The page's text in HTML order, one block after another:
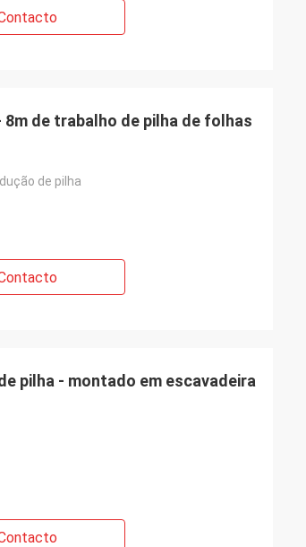
de trabalho de pilha de folhas
de pilha
pilha - montado em escavadeira